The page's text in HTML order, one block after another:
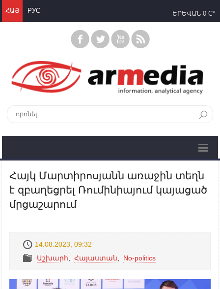
ՀԱՅ РУС ԵՐԵՎԱՆ 0 C°
Հայկ Մարտիրոսյանն առաջին տեղն
է զբաղեցրել Ռումինիայում կայացած
մրցաշարում
14.08.2023, 09:32
Աշխարհ
Հայաստան No-politics